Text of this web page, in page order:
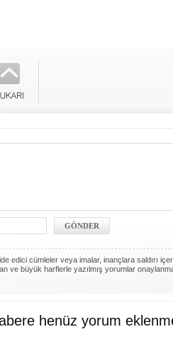
edici cümleler veya imalar, inançlara saldırı
ve büyük harflerle yazılmış yorumlar
henüz yorum